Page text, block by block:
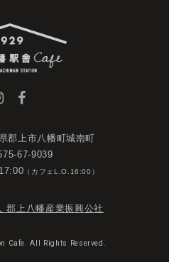
郡上市八幡町城南町
67-9039
（カフェL.O.16:00）
郡上八幡産業振興公社
Cafe. All Rights Reserved.